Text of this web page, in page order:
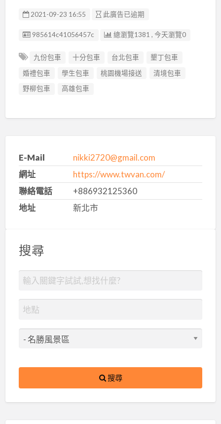
2021-09-23 16:55 此廣告已逾期
廣告编號
985614c41056457c 總瀏覽1381 , 今天瀏覽0
九份包車 十分包車 台北包車
墾丁包車
婚禮包車
學生包車 桃園機場接送
清境包車
野柳包車
高雄包車
E-Mail
nikki2720@gmail.com
網址
https://www.twvan.com/
聯絡電話
+886932125360
地址
新北市
搜尋
搜尋